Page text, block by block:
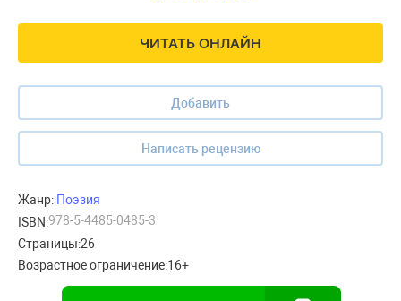
ЧИТАТЬ ОНЛАЙН
Добавить
Написать рецензию
Жанр: Поэзия
ISBN:978-5-4485-0485-3
Страницы:26
Возрастное ограничение:16+